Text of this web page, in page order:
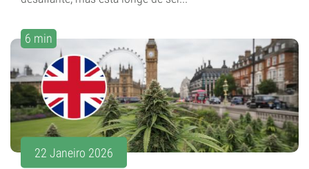
6 min
22 Janeiro 2026